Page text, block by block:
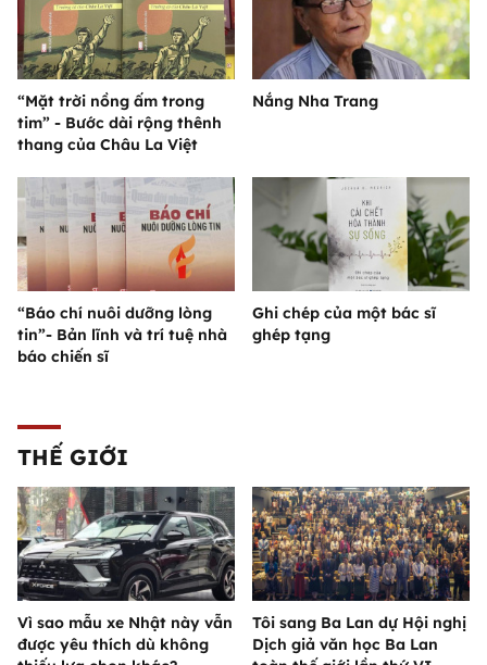
“Mặt trời nồng ấm trong
tim” - Bước dài rộng thênh
thang của Châu La Việt
Nắng Nha Trang
“Báo chí nuôi dưỡng lòng
tin”- Bản lĩnh và trí tuệ nhà
báo chiến sĩ
Ghi chép của một bác sĩ
ghép tạng
THẾ GIỚI
Vì sao mẫu xe Nhật này vẫn
được yêu thích dù không
Tôi sang Ba Lan dự Hội nghị
Dịch giả văn học Ba Lan